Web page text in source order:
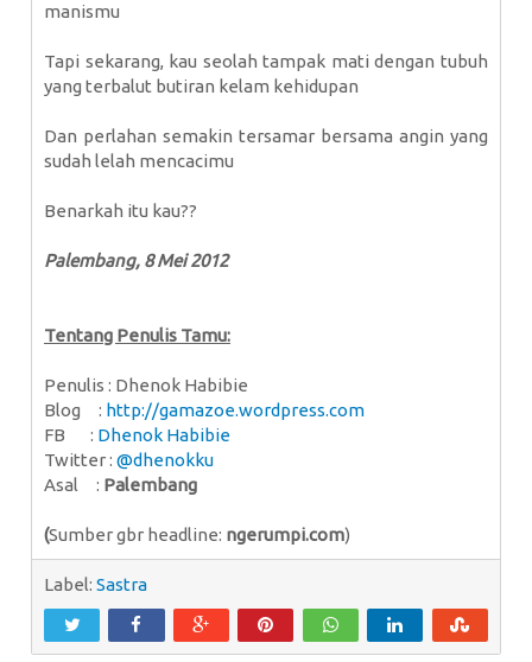
manismu
Tapi sekarang, kau seolah tampak mati dengan tubuh
yang terbalut butiran kelam kehidupan
Dan perlahan semakin tersamar bersama angin yang
sudah lelah mencacimu
Benarkah itu kau??
Palembang, 8 Mei 2012
Tentang Penulis Tamu:
Penulis : Dhenok Habibie
Blog : http://gamazoe.wordpress.com
FB : Dhenok Habibie
Twitter : @dhenokku
Asal : Palembang
(Sumber gbr headline: ngerumpi.com)
Label: Sastra